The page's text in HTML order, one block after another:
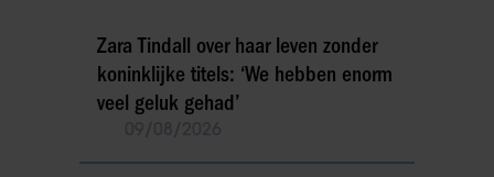
Zara Tindall over haar leven zonder
koninklijke titels: ‘We hebben enorm
veel geluk gehad’